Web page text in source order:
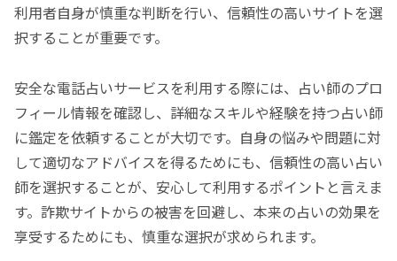
利用者自身が慎重な判断を行い、信頼性の高いサイトを選
択することが重要です。
安全な電話占いサービスを利用する際には、占い師のプロ
フィール情報を確認し、詳細なスキルや経験を持つ占い師
に鑑定を依頼することが大切です。自身の悩みや問題に対
して適切なアドバイスを得るためにも、信頼性の高い占い
師を選択することが、安心して利用するポイントと言えま
す。詐欺サイトからの被害を回避し、本来の占いの効果を
享受するためにも、慎重な選択が求められます。